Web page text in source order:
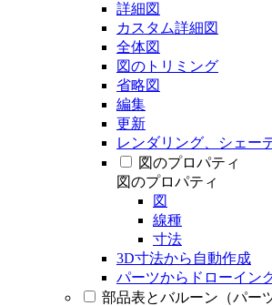
詳細図
カスタム詳細図
全体図
図のトリミング
省略図
編集
更新
レンダリング、シェー
図のプロパティ
図のプロパティ
図
線種
寸法
3D寸法から自動作成
パーツからドローイン
部品表とバルーン（パー